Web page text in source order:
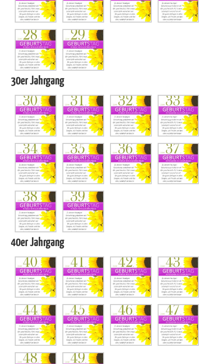
30er Jahrgang
40er Jahrgang